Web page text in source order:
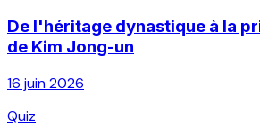
De l'héritage dynastique à la
de Kim Jong-un
16 juin 2026
Quiz